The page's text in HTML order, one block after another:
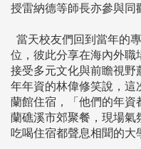
授雷納德等師長亦參與同
當天校友們回到當年的
位，彼此分享在海內外職
接受多元文化與前瞻視
年年資的林偉修笑說，這
蘭館住宿，「他們的年資
蘭礁溪市郊聚餐，現場氣
吃喝住宿都聲息相聞的大